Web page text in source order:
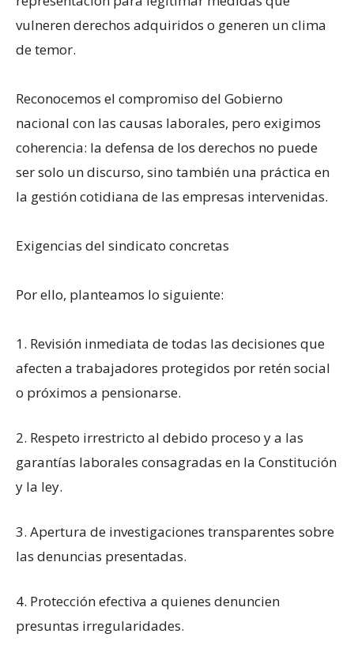
vulneren derechos adquiridos o generen un clima
de temor.
Reconocemos el compromiso del Gobierno
nacional con las causas laborales, pero exigimos
coherencia: la defensa de los derechos no puede
ser solo un discurso, sino también una práctica en
la gestión cotidiana de las empresas intervenidas.
Exigencias del sindicato concretas
Por ello, planteamos lo siguiente:
1. Revisión inmediata de todas las decisiones que
afecten a trabajadores protegidos por retén social
o próximos a pensionarse.
2. Respeto irrestricto al debido proceso y a las
garantías laborales consagradas en la Constitución
y la ley.
3. Apertura de investigaciones transparentes sobre
las denuncias presentadas.
4. Protección efectiva a quienes denuncien
presuntas irregularidades.